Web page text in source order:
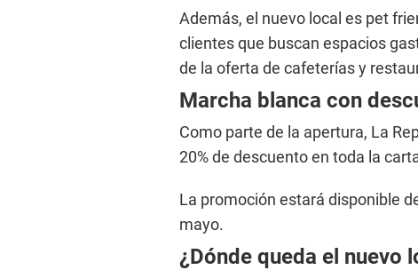
Además, el nuevo local es pet
clientes que buscan espacios
de la oferta de cafeterías y
Marcha blanca con
Como parte de la apertura, La
20% de descuento en toda la
La promoción estará disponible
mayo.
¿Dónde queda el nuevo